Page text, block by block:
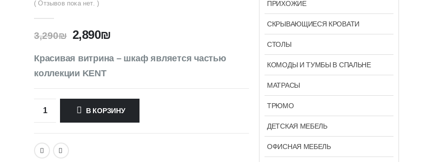
( Отзывов пока нет. )
3,290₪ 2,890₪
Красивая витрина – шкаф является частью
коллекции KENT
В КОРЗИНУ
ПРИХОЖИЕ
СКРЫВАЮЩИЕСЯ КРОВАТИ
СТОЛЫ
КОМОДЫ И ТУМБЫ В СПАЛЬНЕ
МАТРАСЫ
ТРЮМО
ДЕТСКАЯ МЕБЕЛЬ
ОФИСНАЯ МЕБЕЛЬ